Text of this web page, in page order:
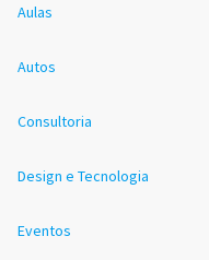
Aulas
Autos
Consultoria
Design e Tecnologia
Eventos